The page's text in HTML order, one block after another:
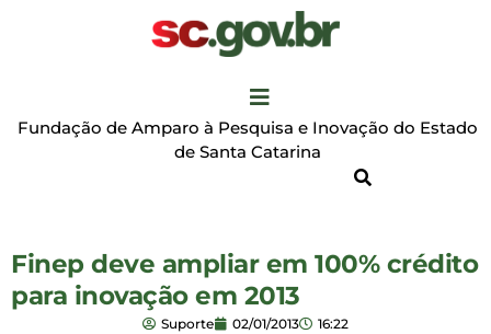
Fundação de Amparo à Pesquisa e Inovação do Estado
de Santa Catarina
Finep deve ampliar em 100% crédito
para inovação em 2013
Suporte 02/01/2013 16:22